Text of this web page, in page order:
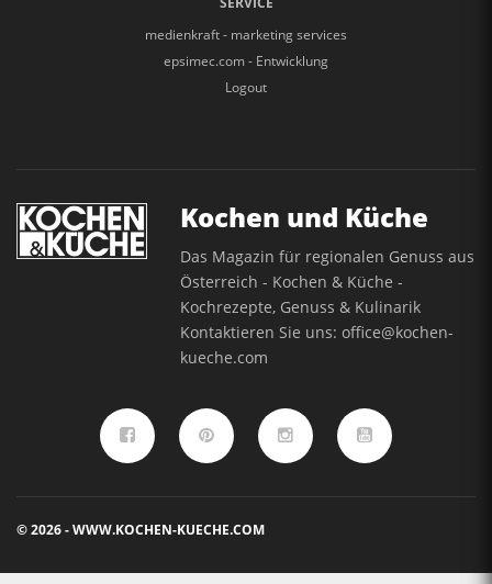
medienkraft - marketing services
epsimec.com - Entwicklung
Logout
Kochen und Küche
Das Magazin für regionalen Genuss aus
Österreich - Kochen & Küche -
Kochrezepte, Genuss & Kulinarik
Kontaktieren Sie uns:office@kochen-
kueche.com
© 2026 - WWW.KOCHEN-KUECHE.COM